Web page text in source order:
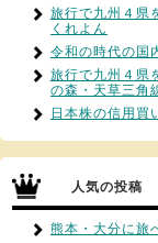
旅行で九州４県
くれよん
令和の時代の国
旅行で九州４県
の森・天草三角
日本株の信用買
人気の投稿
熊本・大分に旅